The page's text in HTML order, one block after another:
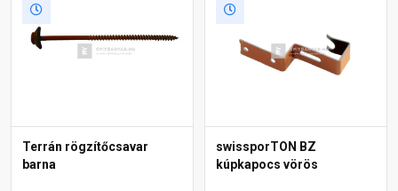
Terrán rögzítőcsavar
barna
swissporTON BZ
kúpkapocs vörös